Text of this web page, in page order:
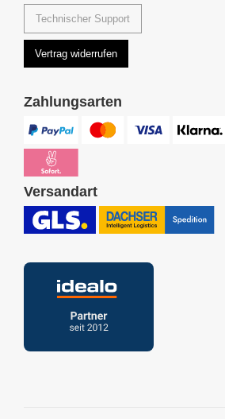
Technischer Support
Vertrag widerrufen
Zahlungsarten
Versandart